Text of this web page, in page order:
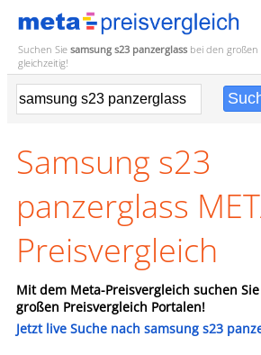
Suchen Sie samsung s23 panzerglass bei den großen
gleichzeitig!
Samsung s23
panzerglass
Preisvergleich
Mit dem Meta-Preisvergleich suchen
großen Preisvergleich Portalen!
Jetzt live Suche nach samsung s23